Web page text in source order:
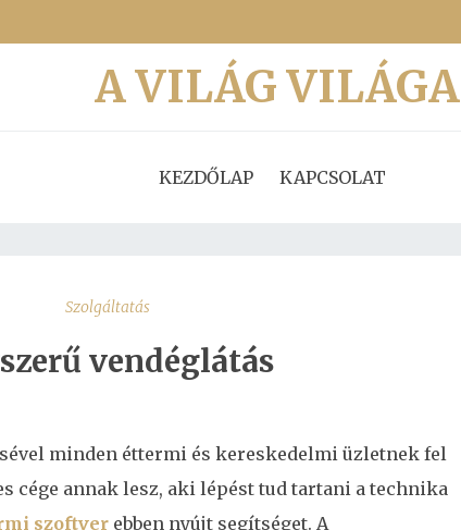
A VILÁG VILÁGA
KEZDŐLAP KAPCSOLAT
Szolgáltatás
vendéglátás
minden éttermi és kereskedelmi üzletnek fel
cége annak lesz, aki lépést tud tartani a technika
szoftver ebben nyújt segítséget. A